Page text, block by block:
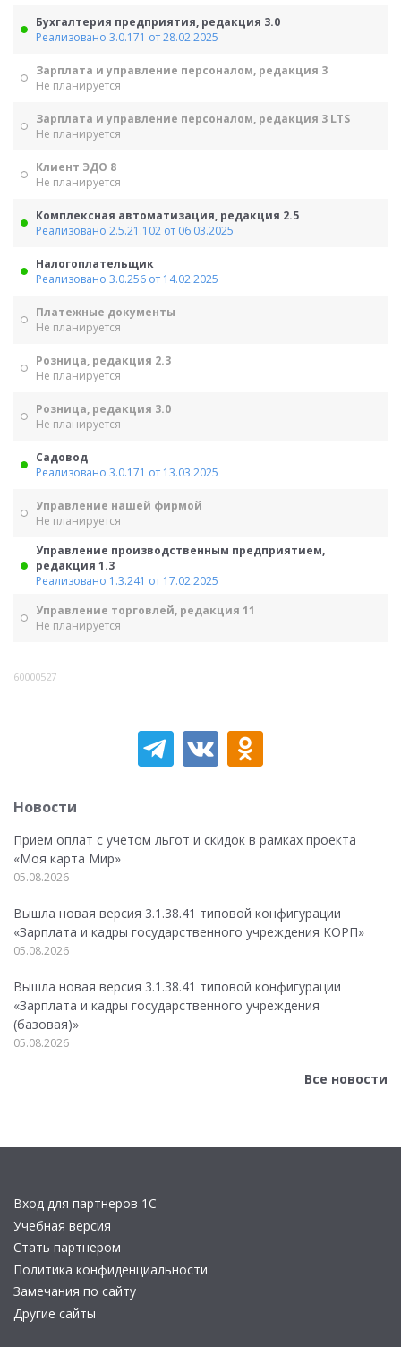
Бухгалтерия предприятия, редакция 3.0
Реализовано 3.0.171 от 28.02.2025
Зарплата и управление персоналом, редакция 3
Не планируется
Зарплата и управление персоналом, редакция 3 LTS
Не планируется
Клиент ЭДО 8
Не планируется
Комплексная автоматизация, редакция 2.5
Реализовано 2.5.21.102 от 06.03.2025
Налогоплательщик
Реализовано 3.0.256 от 14.02.2025
Платежные документы
Не планируется
Розница, редакция 2.3
Не планируется
Розница, редакция 3.0
Не планируется
Садовод
Реализовано 3.0.171 от 13.03.2025
Управление нашей фирмой
Не планируется
Управление производственным предприятием,
редакция 1.3
Реализовано 1.3.241 от 17.02.2025
Управление торговлей, редакция 11
Не планируется
60000527
Новости
Прием оплат с учетом льгот и скидок в рамках проекта
«Моя карта Мир»
05.08.2026
Вышла новая версия 3.1.38.41 типовой конфигурации
«Зарплата и кадры государственного учреждения КОРП»
05.08.2026
Вышла новая версия 3.1.38.41 типовой конфигурации
«Зарплата и кадры государственного учреждения
(базовая)»
05.08.2026
Все новости
Вход для партнеров 1С
Учебная версия
Стать партнером
Политика конфиденциальности
Замечания по сайту
Другие сайты